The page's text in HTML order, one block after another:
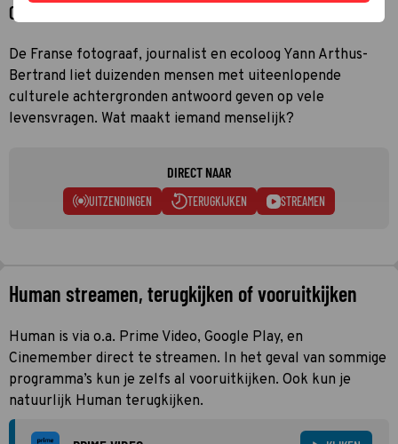
Over Human
De Franse fotograaf, journalist en ecoloog Yann Arthus-
Bertrand liet duizenden mensen met uiteenlopende
culturele achtergronden antwoord geven op vele
levensvragen. Wat maakt iemand menselijk?
DIRECT NAAR
UITZENDINGEN TERUGKIJKEN STREAMEN
Human streamen, terugkijken of vooruitkijken
Human is via o.a. Prime Video, Google Play, en
Cinemember direct te streamen. In het geval van sommige
programma’s kun je zelfs al vooruitkijken. Ook kun je
natuurlijk Human terugkijken.